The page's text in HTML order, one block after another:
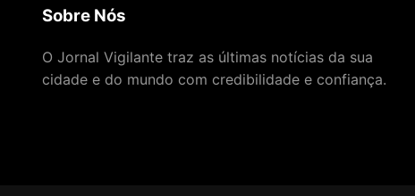
Sobre Nós
O Jornal Vigilante traz as últimas notícias da sua
cidade e do mundo com credibilidade e confiança.